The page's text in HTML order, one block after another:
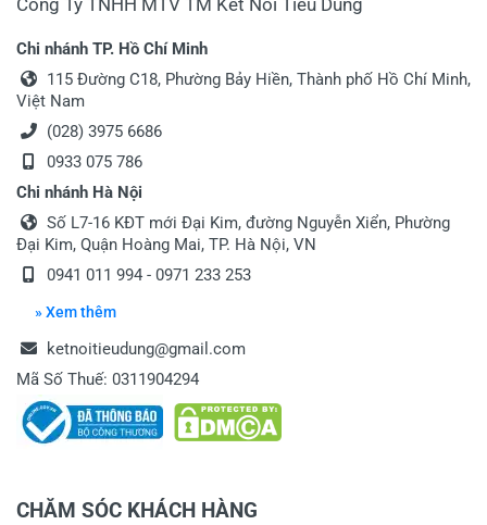
Công Ty TNHH MTV TM Kết Nối Tiêu Dùng
Chi nhánh TP. Hồ Chí Minh
115 Đường C18, Phường Bảy Hiền, Thành phố Hồ Chí Minh,
Việt Nam
(028) 3975 6686
0933 075 786
Chi nhánh Hà Nội
Số L7-16 KĐT mới Đại Kim, đường Nguyễn Xiển, Phường
Đại Kim, Quận Hoàng Mai, TP. Hà Nội, VN
0941 011 994 - 0971 233 253
» Xem thêm
ketnoitieudung@gmail.com
Mã Số Thuế: 0311904294
CHĂM SÓC KHÁCH HÀNG